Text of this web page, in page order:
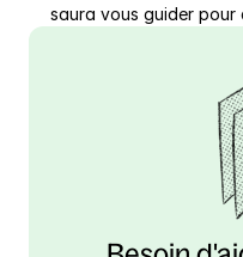
saura vous guider